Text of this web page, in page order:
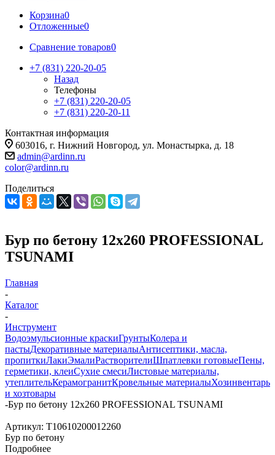
Корзина0
Отложенные0
Сравнение товаров0
+7 (831) 220-20-05
Назад
Телефоны
+7 (831) 220-20-05
+7 (831) 220-20-11
Контактная информация
603016, г. Нижний Новгород, ул. Монастырка, д. 18
admin@ardinn.ru
color@ardinn.ru
Поделиться
Бур по бетону 12x260 PROFESSIONAL
TSUNAMI
Главная
-
Каталог
-
Инструмент
Водоэмульсионные краскиГрунтыКолера и
пастыДекоративные материалыАнтисептики, масла,
пропиткиЛакиЭмалиРастворителиШпатлевки готовыеПены,
герметики, клеиСухие смесиЛистовые материалы,
утеплительКерамогранитКровельные материалыХозинвентарь
и хозтовары
-Бур по бетону 12x260 PROFESSIONAL TSUNAMI
Артикул: T10610200012260
Бур по бетону
Подробнее